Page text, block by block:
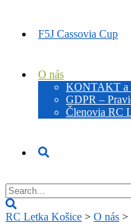
F5J Cassovia Cup
O nás
KONTAKT a
GDPR –
Členovia RC
RC Letka Košice > O nás >